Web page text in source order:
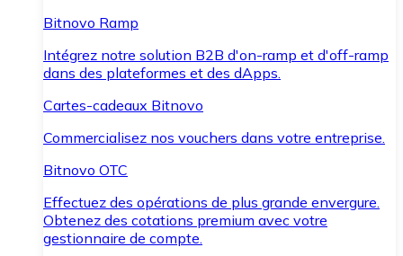
Bitnovo Ramp
Intégrez notre solution B2B d'on-ramp et d'off-ramp
dans des plateformes et des dApps.
Cartes-cadeaux Bitnovo
Commercialisez nos vouchers dans votre entreprise.
Bitnovo OTC
Effectuez des opérations de plus grande envergure.
Obtenez des cotations premium avec votre
gestionnaire de compte.